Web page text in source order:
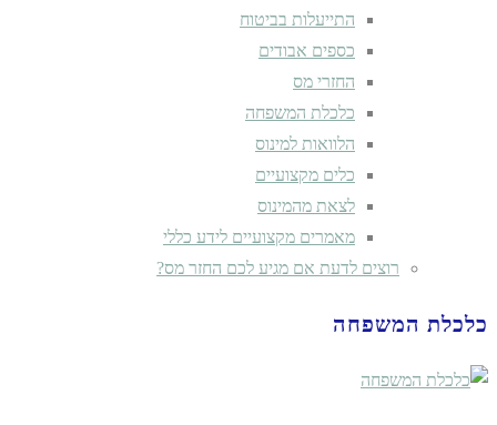
התייעלות בביטוח
כספים אבודים
החזרי מס
כלכלת המשפחה
הלוואות למינוס
כלים מקצועיים
לצאת מהמינוס
מאמרים מקצועיים לידע כללי
רוצים לדעת אם מגיע לכם החזר מס?
כלכלת המשפחה